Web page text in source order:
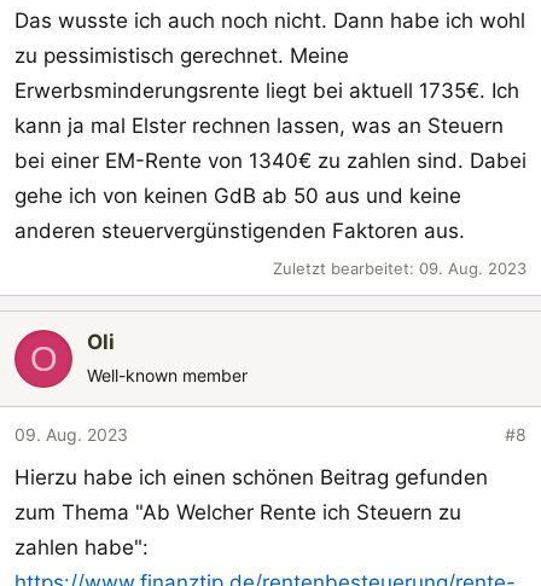
Das wusste ich auch noch nicht. Dann habe ich wohl
zu pessimistisch gerechnet. Meine
Erwerbsminderungsrente liegt bei aktuell 1735€. Ich
kann ja mal Elster rechnen lassen, was an Steuern
bei einer EM-Rente von 1340€ zu zahlen sind. Dabei
gehe ich von keinen GdB ab 50 aus und keine
anderen steuervergünstigenden Faktoren aus.
Zuletzt bearbeitet: 09. Aug. 2023
O Oli
Well-known member
09. Aug. 2023 #8
Hierzu habe ich einen schönen Beitrag gefunden
zum Thema "Ab Welcher Rente ich Steuern zu
zahlen habe":